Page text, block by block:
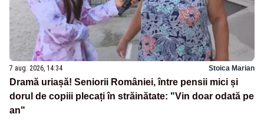
7 aug. 2026, 14:34 Stoica Marian
Dramă uriașă! Seniorii României, între pensii mici și
dorul de copiii plecați în străinătate: "Vin doar odată pe
an"